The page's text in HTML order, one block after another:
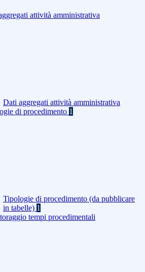
attività amministrativa
Dati aggregati attività amministrativa
di procedimento 1
Tipologie di procedimento (da pubblicare
in tabelle) 1
tempi procedimentali